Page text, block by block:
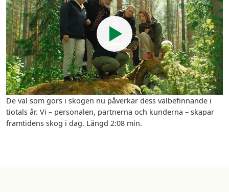
De val som görs i skogen nu påverkar dess välbefinnande i
tiotals år. Vi – personalen, partnerna och kunderna – skapar
framtidens skog i dag. Längd 2:08 min.